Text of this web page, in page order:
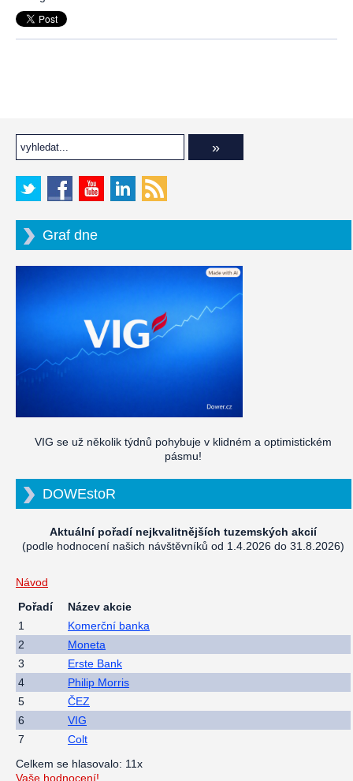
Graf dne
VIG se už několik týdnů pohybuje v klidném a optimistickém
pásmu!
DOWEstoR
Aktuální pořadí nejkvalitnějších tuzemských akcií
(podle hodnocení našich návštěvníků od 1.4.2026 do 31.8.2026)
Návod
Pořadí
Název akcie
1
Komerční banka
2
Moneta
3
Erste Bank
4
Philip Morris
5
ČEZ
6
VIG
7
Colt
Celkem se hlasovalo: 11x
Vaše hodnocení!